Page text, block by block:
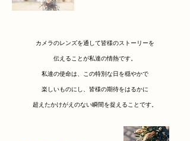
カメラのレンズを通して皆様のストーリーを
伝えることが私達の情熱です。
私達の使命は、この特別な日を穏やかで
楽しいものにし、皆様の期待をはるかに
超えたかけがえのない瞬間を捉えることです。